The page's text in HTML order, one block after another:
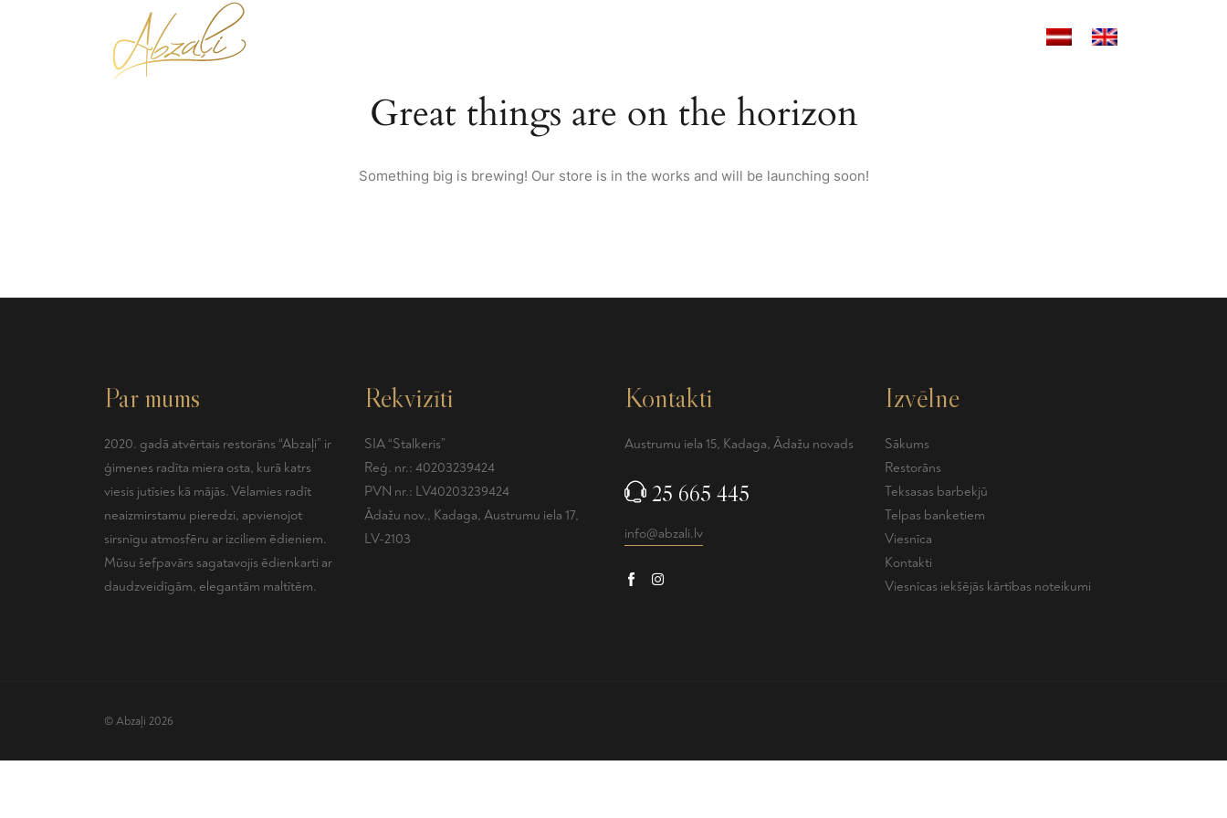
Great things are on the horizon
Something big is brewing! Our store is in the works and will be launching soon!
Par mums
2020. gadā atvērtais restorāns “Abzaļi” ir
ģimenes radīta miera osta, kurā katrs
viesis jutīsies kā mājās. Vēlamies radīt
neaizmirstamu pieredzi, apvienojot
sirsnīgu atmosfēru ar izciliem ēdieniem.
Mūsu šefpavārs sagatavojis ēdienkarti ar
daudzveidīgām, elegantām maltītēm.
Rekvizīti
SIA “Stalkeris”
Reģ. nr.: 40203239424
PVN nr.: LV40203239424
Ādažu nov., Kadaga, Austrumu iela 17,
LV-2103
Kontakti
Austrumu iela 15, Kadaga, Ādažu novads
25 665 445
info@abzali.lv
Izvēlne
Sākums
Restorāns
Teksasas barbekjū
Telpas banketiem
Viesnīca
Kontakti
Viesnīcas iekšējās kārtības noteikumi
© Abzaļi 2026